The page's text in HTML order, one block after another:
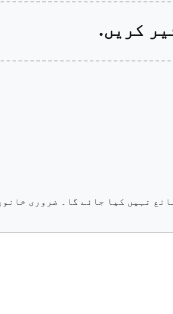
کریں.
نہیں کیا جائے گا۔ ضروری